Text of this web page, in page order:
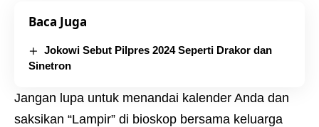
Baca Juga
Jokowi Sebut Pilpres 2024 Seperti Drakor dan
Sinetron
Jangan lupa untuk menandai kalender Anda dan
saksikan “Lampir” di bioskop bersama keluarga